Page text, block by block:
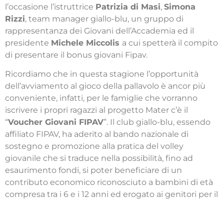
l’occasione l’istruttrice Patrizia di Masi, Simona
Rizzi, team manager giallo-blu, un gruppo di
rappresentanza dei Giovani dell’Accademia ed il
presidente Michele Miccolis a cui spetterà il compito
di presentare il bonus giovani Fipav.
Ricordiamo che in questa stagione l’opportunità
dell’avviamento al gioco della pallavolo è ancor più
conveniente, infatti, per le famiglie che vorranno
iscrivere i propri ragazzi al progetto Mater c’è il
“Voucher Giovani FIPAV”. Il club giallo-blu, essendo
affiliato FIPAV, ha aderito al bando nazionale di
sostegno e promozione alla pratica del volley
giovanile che si traduce nella possibilità, fino ad
esaurimento fondi, si poter beneficiare di un
contributo economico riconosciuto a bambini di età
compresa tra i 6 e i 12 anni ed erogato ai genitori per il